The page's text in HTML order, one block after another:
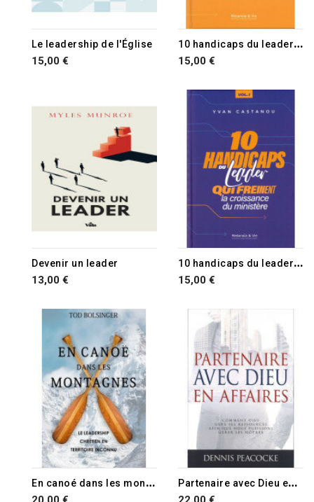
Le leadership de l'Église
15,00 €
RUPTURE DE STOCK 1
0 handicaps du leader qui freinent la croissance du ministère
15,00 €
Devenir un leader
13,00 €
RUPTURE DE STOCK 1
0 handicaps du leader qui freinent la croissance du ministère
15,00 €
E
n canoé dans les montagnes P
artenaire avec Dieu en affaires